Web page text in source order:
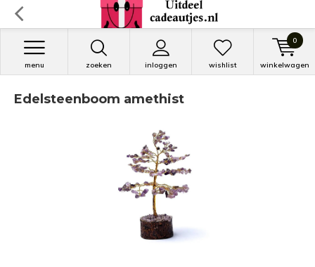
zoeken inloggen
menu wishlist winkelwagen
0
Edelsteenboom amethist